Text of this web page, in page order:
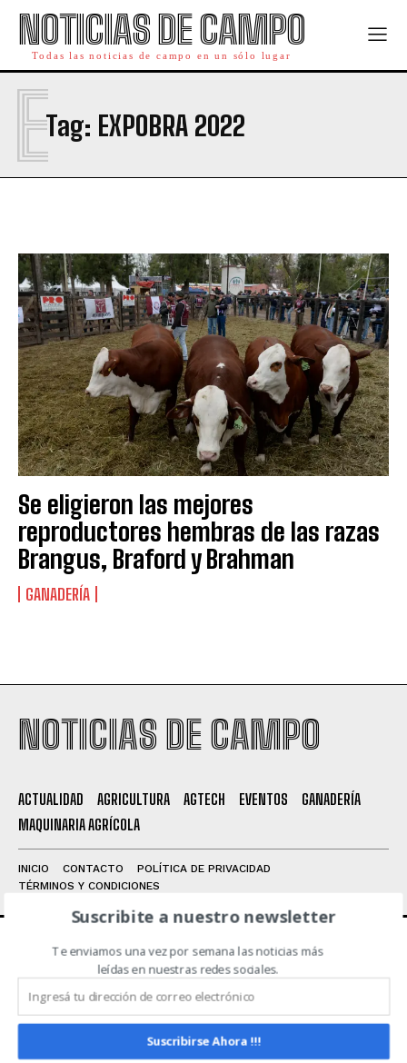
Leí y acepto laPolítica de Privacidad.
NOTICIAS DE CAMPO
Todas las noticias de campo en un sólo lugar
Tag: EXPOBRA 2022
E
Se eligieron las mejores
reproductores hembras de las razas
Brangus, Braford y Brahman
GANADERÍA
NOTICIAS DE CAMPO
ACTUALIDAD AGRICULTURA AGTECH EVENTOS
GANADERÍA
MAQUINARIA AGRÍCOLA
INICIO CONTACTO
POLÍTICA DE PRIVACIDAD
TÉRMINOS Y CONDICIONES
ACERCA DE NOSOTROS
Noticias de Campo es un medio independiente
focalizado en Redes Sociales que intenta aglutinar
todas las noticias del sector en un sólo lugar.
Suscribite a nuestro newsletter
Te enviamos una vez por semana las noticias más
leídas en nuestras redes sociales.
Suscribirse Ahora !!!